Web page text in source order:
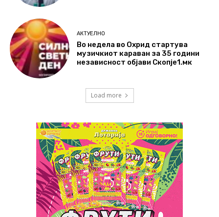
АКТУЕЛНО
Во недела во Охрид стартува
музичкиот караван за 35 години
независност објави Скопје1.мк
Load more